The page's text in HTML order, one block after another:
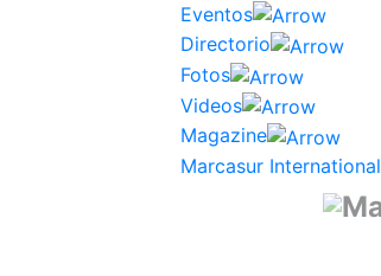
Eventos
Directorio
Fotos
Videos
Magazine
Marcasur International